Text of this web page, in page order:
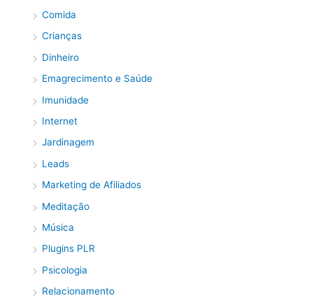
Comida
Crianças
Dinheiro
Emagrecimento e Saúde
Imunidade
Internet
Jardinagem
Leads
Marketing de Afiliados
Meditação
Música
Plugins PLR
Psicologia
Relacionamento